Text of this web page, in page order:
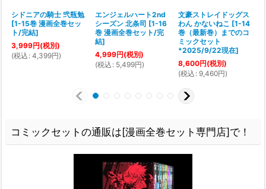
シドニアの騎士 弐瓶勉
[1-15巻 漫画全巻セッ
ト/完結]
3,999円(税別)
(税込 : 4,399円)
エンジェルハート2nd
シーズン 北条司 [1-16
巻 漫画全巻セット/完
結]
4,999円(税別)
(税込 : 5,499円)
文豪ストレイドッグス
わん かないねこ [1-14
巻（最新巻）までのコ
ミックセット
*2025/9/22現在]
8,600円(税別)
(税込 : 9,460円)
コミックセットの通販は[漫画全巻セット専門店]で！